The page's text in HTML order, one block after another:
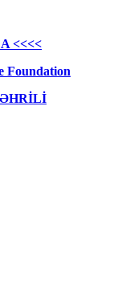
<<<<
Foundation